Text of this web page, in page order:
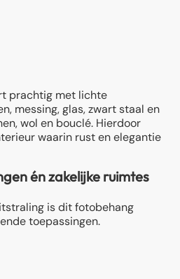
prachtig met lichte
messing, glas, zwart staal en
wol en bouclé. Hierdoor
waarin rust en elegantie
én zakelijke ruimtes
is dit fotobehang
toepassingen.